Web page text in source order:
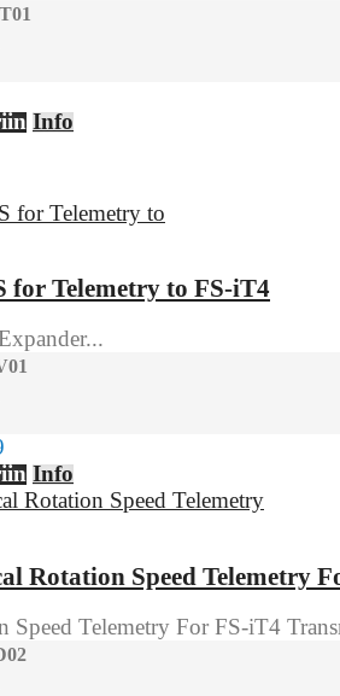
Info
for Telemetry to FS-iT4
Info
Rotation Speed Telemetry
Speed Telemetry For FS-iT4